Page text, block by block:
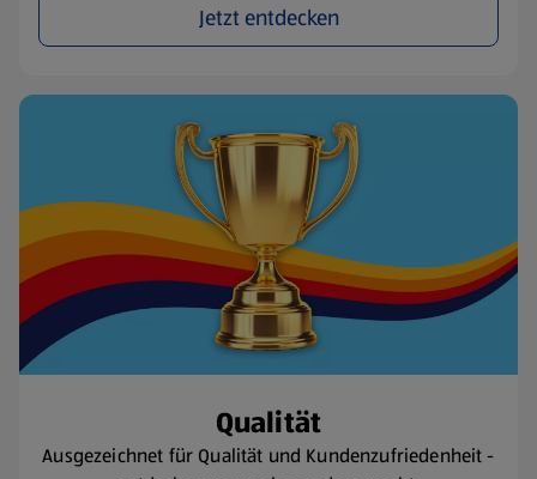
Jetzt entdecken
Qualität
Ausgezeichnet für Qualität und Kundenzufriedenheit -